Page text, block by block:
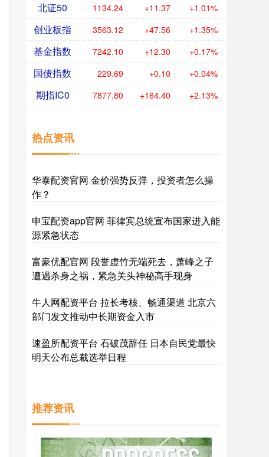
北证50 1134.24 +11.37 +1.01%
创业板指 3563.12 +47.56 +1.35%
基金指数 7242.10 +12.30 +0.17%
国债指数 229.69 +0.10 +0.04%
期指IC0 7877.80 +164.40 +2.13%
热点资讯
华泰配资官网 金价强势反弹，投资者怎么操
作？
申宝配资app官网 菲律宾总统宣布国家进入能
源紧急状态
富豪优配官网 段誉虚竹无端死去，萧峰之子
遭遇杀身之祸，紧急关头神秘高手现身
牛人网配资平台 拉长考核、畅通渠道 北京六
部门发文推动中长期资金入市
速盈所配资平台 石破茂辞任 日本自民党最快
明天公布总裁选举日程
推荐资讯